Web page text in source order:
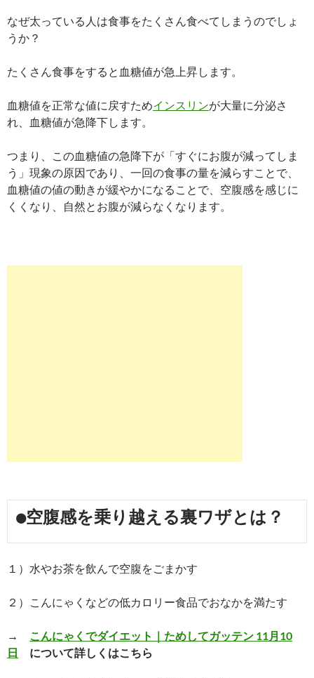
なぜ太っている人は食事をたくさん食べてしまうのでしょ
うか？
たくさん食事をすると血糖値が急上昇します。
血糖値を正常な値に戻すためインスリンが大量に分泌さ
れ、血糖値が急降下します。
つまり、この血糖値の急降下が「すぐにお腹が減ってしま
う」現象の原因であり、一回の食事の量を減らすことで、
血糖値の値の動きが緩やかになることで、空腹感を感じに
くくなり、自然とお腹が減らなくなります。
●空腹感を乗り越える裏ワザとは？
１）水やお茶を飲んで空腹をごまかす
２）こんにゃくなどの低カロリー食品でおなかを満たす
→
こんにゃくでダイエット｜ためしてガッテン 11月10
日
について詳しくはこちら